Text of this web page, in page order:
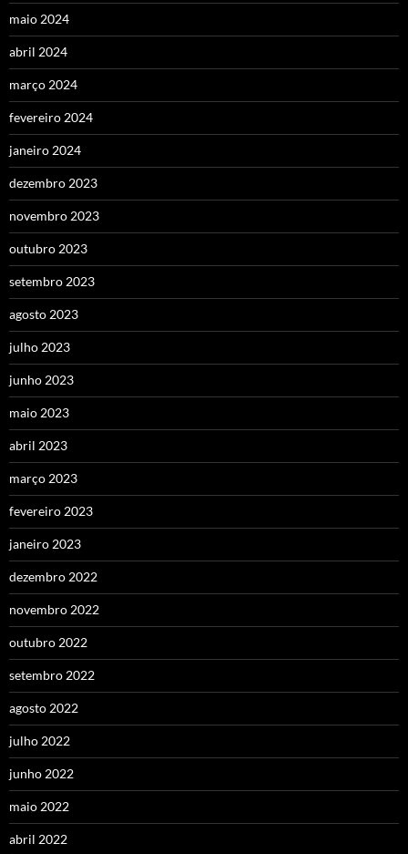
maio 2024
abril 2024
março 2024
fevereiro 2024
janeiro 2024
dezembro 2023
novembro 2023
outubro 2023
setembro 2023
agosto 2023
julho 2023
junho 2023
maio 2023
abril 2023
março 2023
fevereiro 2023
janeiro 2023
dezembro 2022
novembro 2022
outubro 2022
setembro 2022
agosto 2022
julho 2022
junho 2022
maio 2022
abril 2022